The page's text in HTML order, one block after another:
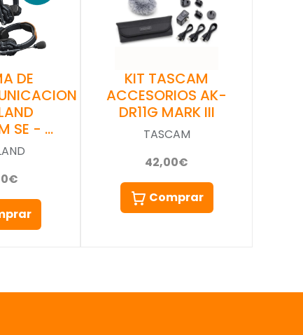
DE
SE - …
KIT TASCAM
ACCESORIOS AK-
DR11G MARK III
TASCAM
42,00€
Comprar